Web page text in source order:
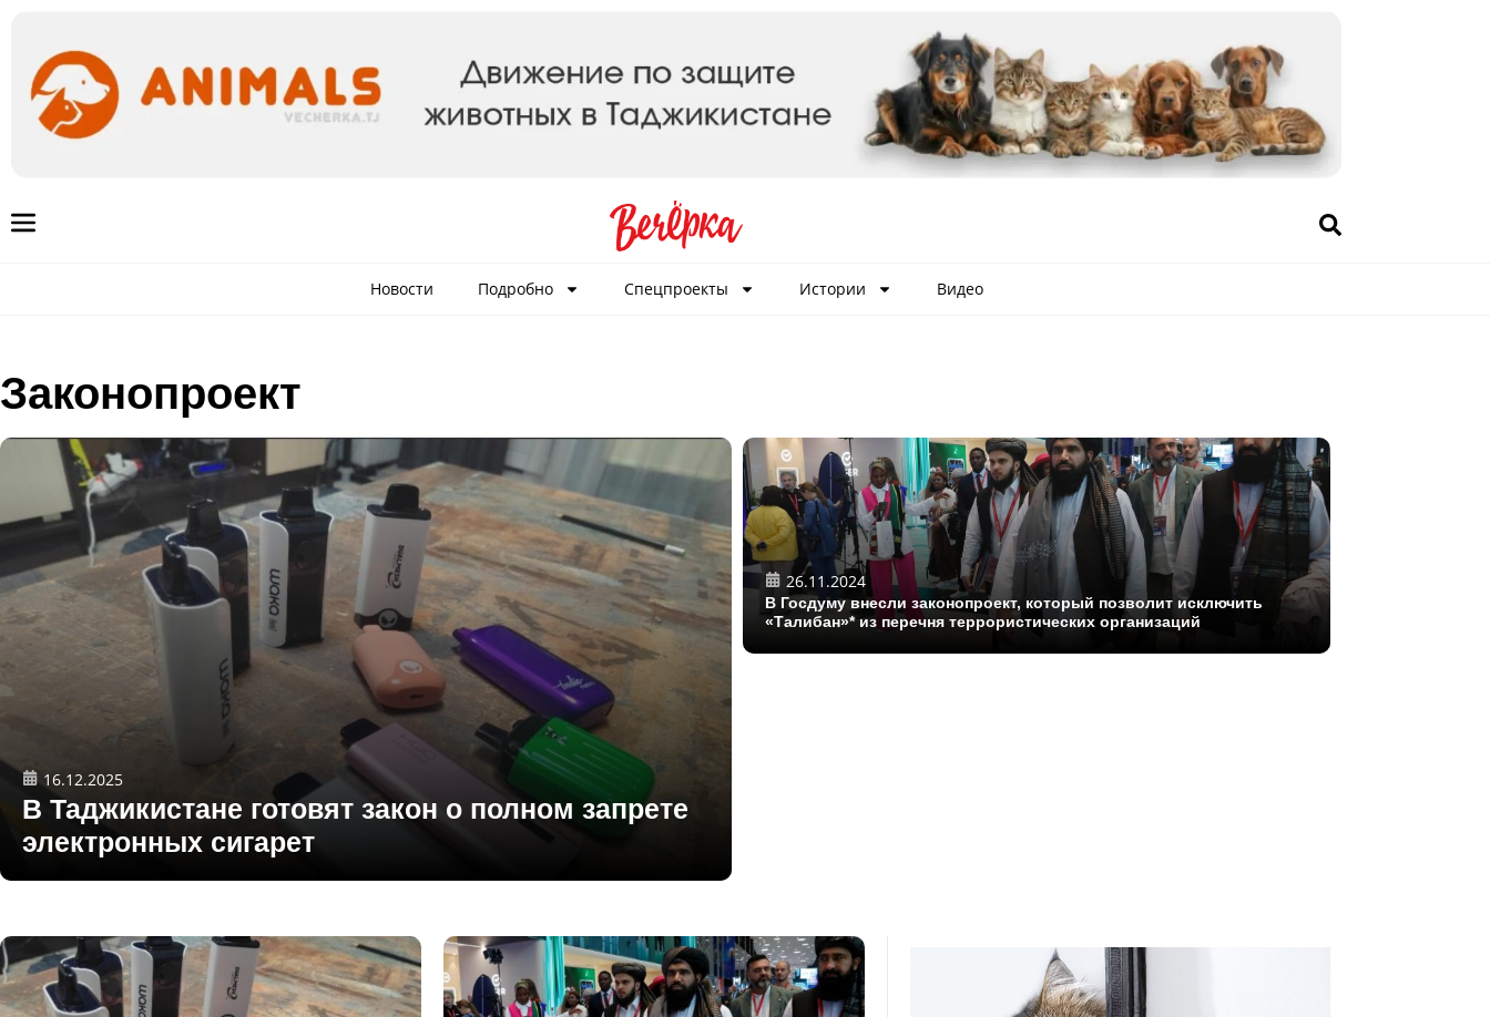
Новости Подробно Спецпроекты Истории Видео
Законопроект
16.12.2025
В Таджикистане готовят закон о полном запрете
электронных сигарет
26.11.2024
В Госдуму внесли законопроект, который позволит исключить
«Талибан»* из перечня террористических организаций